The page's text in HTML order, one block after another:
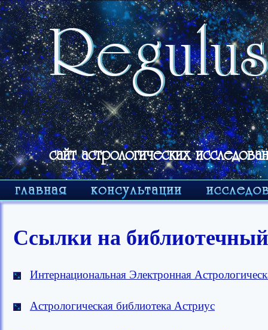
сайт астрологических
Ссылки на библиотечный
Интернациональная Электронная
Астрологическая библиотека Астриус